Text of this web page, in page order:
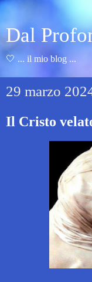
Dal
🤍 ... il mio blog ...
29 marzo
Il Cristo